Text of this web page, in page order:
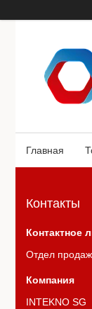
Главная
Контакты
Отдел продаж
INTEKNO SG